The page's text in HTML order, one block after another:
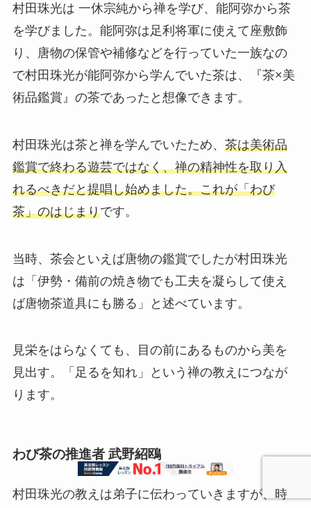
村田珠光は 一休宗純から禅を学び、能阿弥から茶
を学びました。能阿弥は足利将軍に使えて座敷飾
り、唐物の保管や補修などを行っていた一族なの
で村田珠光が能阿弥から学んでいた茶は、『茶×美
術品鑑賞』の茶であったと想像できます。
村田珠光は茶と禅を学んでいたため、 茶は美術品
鑑賞で終わる遊芸ではなく、禅の精神性を取り入
れるべきだと提唱し始めました。これが「わび
茶」のはじまりです。
当時、茶会といえば唐物の鑑賞でしたが村田珠光
は「伊勢・備前の焼き物でも工夫を凝らして使え
ば唐物茶道具にも勝る」と述べています。
見栄をはらなくても、目の前にあるものから美を
見出す。「足るを知れ」という禅の教えにつなが
ります。
わび茶の推進者 武野紹鴎
村田珠光の教えは弟子に伝わっていきますが、時